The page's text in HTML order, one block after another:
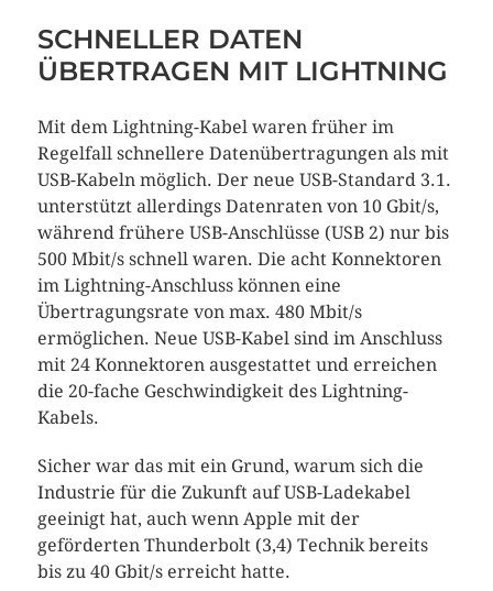
SCHNELLER DATEN
ÜBERTRAGEN MIT LIGHTNING
Mit dem Lightning-Kabel waren früher im
Regelfall schnellere Datenübertragungen als mit
USB-Kabeln möglich. Der neue USB-Standard 3.1.
unterstützt allerdings Datenraten von 10 Gbit/s,
während frühere USB-Anschlüsse (USB 2) nur bis
500 Mbit/s schnell waren. Die acht Konnektoren
im Lightning-Anschluss können eine
Übertragungsrate von max. 480 Mbit/s
ermöglichen. Neue USB-Kabel sind im Anschluss
mit 24 Konnektoren ausgestattet und erreichen
die 20-fache Geschwindigkeit des Lightning-
Kabels.
Sicher war das mit ein Grund, warum sich die
Industrie für die Zukunft auf USB-Ladekabel
geeinigt hat, auch wenn Apple mit der
geförderten Thunderbolt (3,4) Technik bereits
bis zu 40 Gbit/s erreicht hatte.